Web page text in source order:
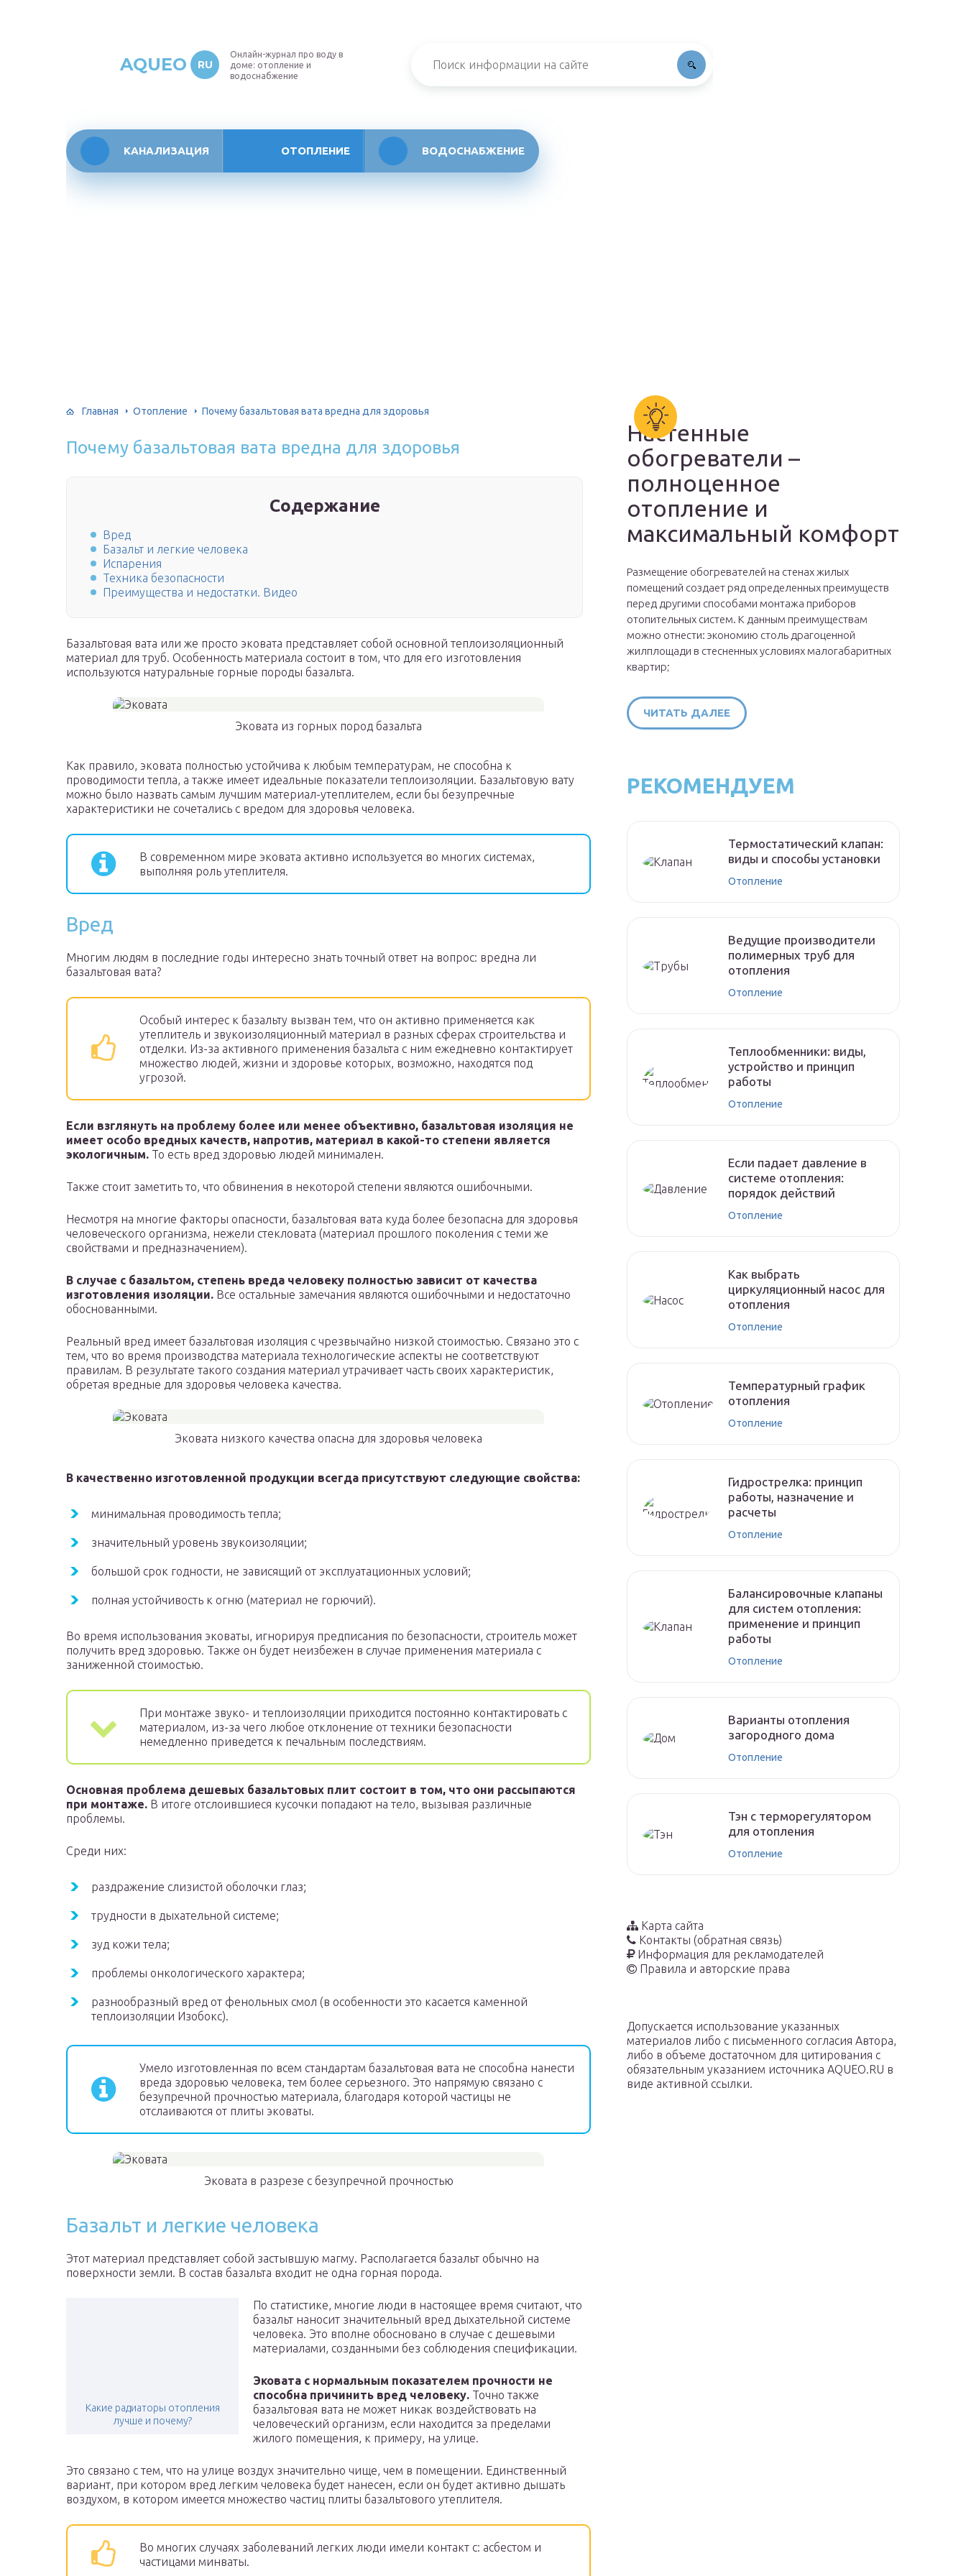
AQUEO RU
Онлайн-журнал про воду в
доме: отопление и
водоснабжение
КАНАЛИЗАЦИЯ ОТОПЛЕНИЕ ВОДОСНАБЖЕНИЕ
Главная Отопление Почему базальтовая вата вредна для здоровья
Почему базальтовая вата вредна для здоровья
Содержание
Вред
Базальт и легкие человека
Испарения
Техника безопасности
Преимущества и недостатки. Видео
Базальтовая вата или же просто эковата представляет собой основной теплоизоляционный
материал для труб. Особенность материала состоит в том, что для его изготовления
используются натуральные горные породы базальта.
Эковата из горных пород базальта
Как правило, эковата полностью устойчива к любым температурам, не способна к
проводимости тепла, а также имеет идеальные показатели теплоизоляции. Базальтовую вату
можно было назвать самым лучшим материал-утеплителем, если бы безупречные
характеристики не сочетались с вредом для здоровья человека.
В современном мире эковата активно используется во многих системах,
выполняя роль утеплителя.
Вред
Многим людям в последние годы интересно знать точный ответ на вопрос: вредна ли
базальтовая вата?
Особый интерес к базальту вызван тем, что он активно применяется как
утеплитель и звукоизоляционный материал в разных сферах строительства и
отделки. Из-за активного применения базальта с ним ежедневно контактирует
множество людей, жизни и здоровье которых, возможно, находятся под
угрозой.
Если взглянуть на проблему более или менее объективно, базальтовая изоляция не
имеет особо вредных качеств, напротив, материал в какой-то степени является
экологичным. То есть вред здоровью людей минимален.
Также стоит заметить то, что обвинения в некоторой степени являются ошибочными.
Несмотря на многие факторы опасности, базальтовая вата куда более безопасна для здоровья
человеческого организма, нежели стекловата (материал прошлого поколения с теми же
свойствами и предназначением).
В случае с базальтом, степень вреда человеку полностью зависит от качества
изготовления изоляции. Все остальные замечания являются ошибочными и недостаточно
обоснованными.
Реальный вред имеет базальтовая изоляция с чрезвычайно низкой стоимостью. Связано это с
тем, что во время производства материала технологические аспекты не соответствуют
правилам. В результате такого создания материал утрачивает часть своих характеристик,
обретая вредные для здоровья человека качества.
Эковата низкого качества опасна для здоровья человека
В качественно изготовленной продукции всегда присутствуют следующие свойства:
минимальная проводимость тепла;
значительный уровень звукоизоляции;
большой срок годности, не зависящий от эксплуатационных условий;
полная устойчивость к огню (материал не горючий).
Во время использования эковаты, игнорируя предписания по безопасности, строитель может
получить вред здоровью. Также он будет неизбежен в случае применения материала с
заниженной стоимостью.
При монтаже звуко- и теплоизоляции приходится постоянно контактировать с
материалом, из-за чего любое отклонение от техники безопасности
немедленно приведется к печальным последствиям.
Основная проблема дешевых базальтовых плит состоит в том, что они рассыпаются
при монтаже. В итоге отслоившиеся кусочки попадают на тело, вызывая различные
проблемы.
Среди них:
раздражение слизистой оболочки глаз;
трудности в дыхательной системе;
зуд кожи тела;
проблемы онкологического характера;
разнообразный вред от фенольных смол (в особенности это касается каменной
теплоизоляции Изобокс).
Умело изготовленная по всем стандартам базальтовая вата не способна нанести
вреда здоровью человека, тем более серьезного. Это напрямую связано с
безупречной прочностью материала, благодаря которой частицы не
отслаиваются от плиты эковаты.
Эковата в разрезе с безупречной прочностью
Базальт и легкие человека
Этот материал представляет собой застывшую магму. Располагается базальт обычно на
поверхности земли. В состав базальта входит не одна горная порода.
Какие радиаторы отопления
лучше и почему?
По статистике, многие люди в настоящее время считают, что
базальт наносит значительный вред дыхательной системе
человека. Это вполне обосновано в случае с дешевыми
материалами, созданными без соблюдения спецификации.
Эковата с нормальным показателем прочности не
способна причинить вред человеку. Точно также
базальтовая вата не может никак воздействовать на
человеческий организм, если находится за пределами
жилого помещения, к примеру, на улице.
Это связано с тем, что на улице воздух значительно чище, чем в помещении. Единственный
вариант, при котором вред легким человека будет нанесен, если он будет активно дышать
воздухом, в котором имеется множество частиц плиты базальтового утеплителя.
Во многих случаях заболеваний легких люди имели контакт с: асбестом и
частицами минваты.
Настенные
обогреватели –
полноценное
отопление и
максимальный комфорт
Размещение обогревателей на стенах жилых
помещений создает ряд определенных преимуществ
перед другими способами монтажа приборов
отопительных систем. К данным преимуществам
можно отнести: экономию столь драгоценной
жилплощади в стесненных условиях малогабаритных
квартир;
ЧИТАТЬ ДАЛЕЕ
РЕКОМЕНДУЕМ
Термостатический клапан:
виды и способы установки
Отопление
Ведущие производители
полимерных труб для
отопления
Отопление
Теплообменники: виды,
устройство и принцип
работы
Отопление
Если падает давление в
системе отопления:
порядок действий
Отопление
Как выбрать
циркуляционный насос для
отопления
Отопление
Температурный график
отопления
Отопление
Гидрострелка: принцип
работы, назначение и
расчеты
Отопление
Балансировочные клапаны
для систем отопления:
применение и принцип
работы
Отопление
Варианты отопления
загородного дома
Отопление
Тэн с терморегулятором
для отопления
Отопление
Карта сайта
Контакты (обратная связь)
Информация для рекламодателей
Правила и авторские права
Допускается использование указанных
материалов либо с письменного согласия Автора,
либо в объеме достаточном для цитирования с
обязательным указанием источника AQUEO.RU в
виде активной ссылки.